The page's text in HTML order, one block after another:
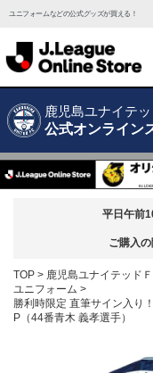
ユニフォームなどの公式グッズが買える！
鹿児島ユナイテッ
公式オンライン
平日午前
ご購入
TOP 鹿児島ユナイテッドＦ
ユニフォーム
勝利時限定 直筆サイン入り
P（44番青木 義孝選手）